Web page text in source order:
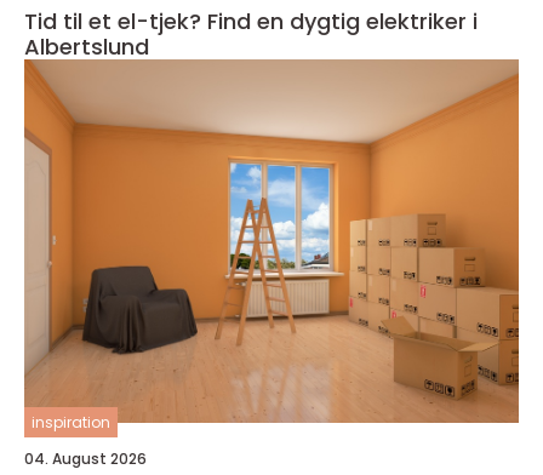
Tid til et el-tjek? Find en dygtig elektriker i
Albertslund
inspiration
04. August 2026